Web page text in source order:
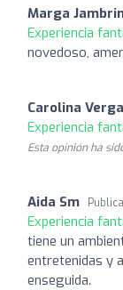
Marga
Experiencia
novedoso,
Carolina
Experiencia
Esta opinión ha
Aida Sm
Experiencia
tiene un
entretenidas y
enseguida.